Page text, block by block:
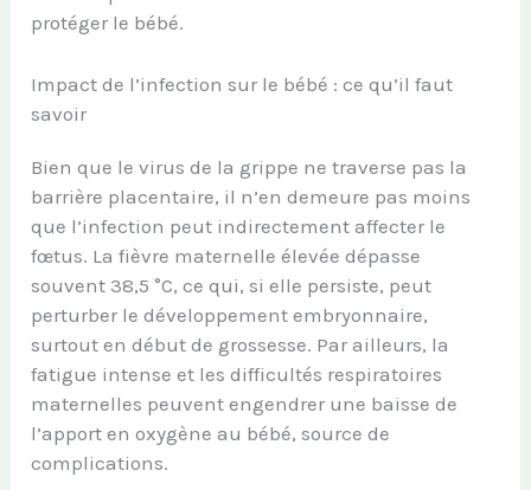
protéger le bébé.
Impact de l’infection sur le bébé : ce qu’il faut
savoir
Bien que le virus de la grippe ne traverse pas la
barrière placentaire, il n’en demeure pas moins
que l’infection peut indirectement affecter le
fœtus. La fièvre maternelle élevée dépasse
souvent 38,5 °C, ce qui, si elle persiste, peut
perturber le développement embryonnaire,
surtout en début de grossesse. Par ailleurs, la
fatigue intense et les difficultés respiratoires
maternelles peuvent engendrer une baisse de
l’apport en oxygène au bébé, source de
complications.